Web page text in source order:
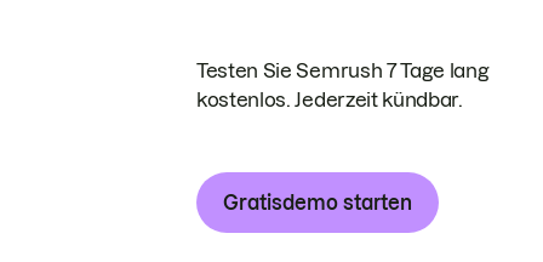
Testen Sie Semrush 7 Tage lang
kostenlos. Jederzeit kündbar.
Gratisdemo starten